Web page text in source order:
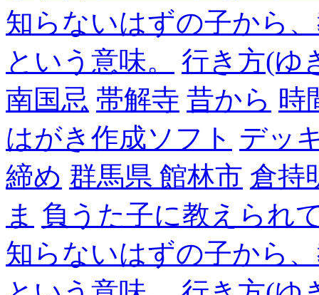
知らないはずの子から
という意味。
行き方(ゆ
南国忌 帯解寺 昔から 時
はがき作成ソフト デッ
締め 群馬県 館林市 倉持
ま 負うた子に教えられ
知らないはずの子から